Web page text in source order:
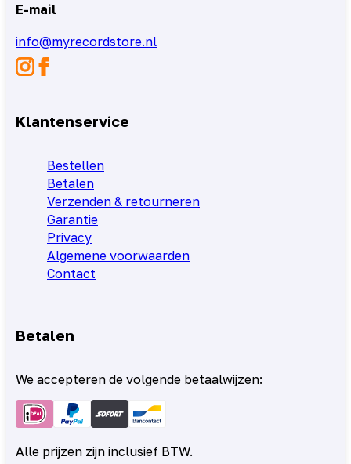
E-mail
info@myrecordstore.nl
Klantenservice
Bestellen
Betalen
Verzenden & retourneren
Garantie
Privacy
Algemene voorwaarden
Contact
Betalen
We accepteren de volgende betaalwijzen:
Alle prijzen zijn inclusief BTW.